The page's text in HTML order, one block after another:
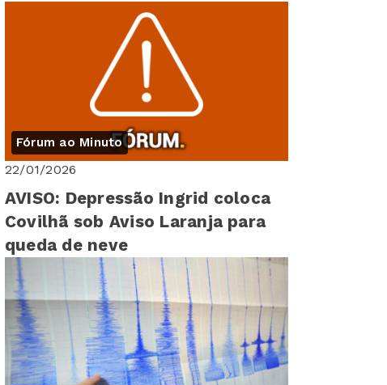
Fórum ao Minuto
22/01/2026
AVISO: Depressão Ingrid coloca
Covilhã sob Aviso Laranja para
queda de neve